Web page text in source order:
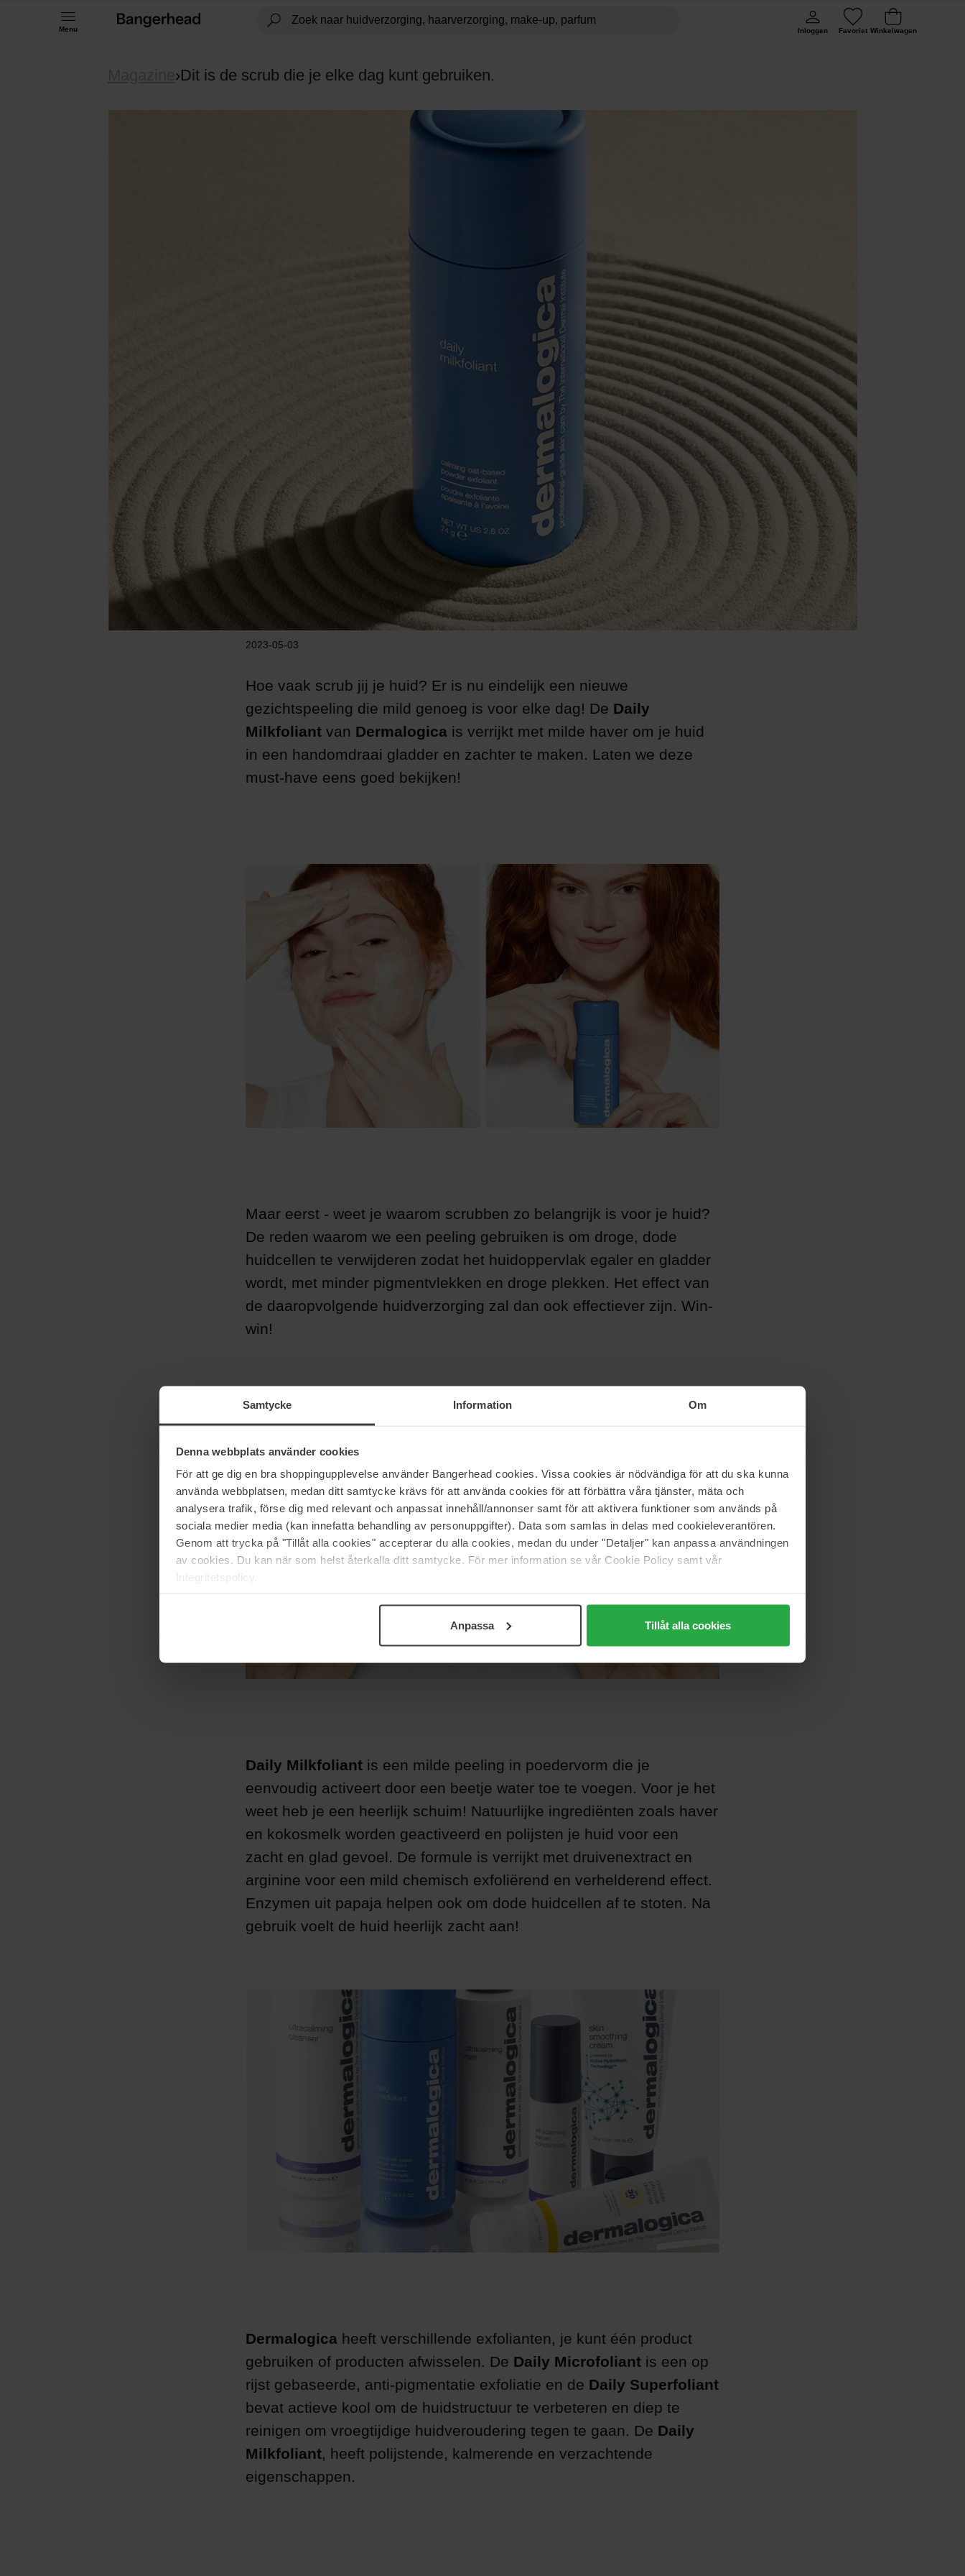
Samtycke Information Om
Denna webbplats använder cookies
För att ge dig en bra shoppingupplevelse använder Bangerhead cookies. Vissa cookies är nödvändiga för att du ska kunna
använda webbplatsen, medan ditt samtycke krävs för att använda cookies för att förbättra våra tjänster, mäta och
analysera trafik, förse dig med relevant och anpassat innehåll/annonser samt för att aktivera funktioner som används på
sociala medier media (kan innefatta behandling av personuppgifter). Data som samlas in delas med cookieleverantören.
Genom att trycka på "Tillåt alla cookies" accepterar du alla cookies, medan du under "Detaljer" kan anpassa användningen
av cookies. Du kan när som helst återkalla ditt samtycke. För mer information se vår Cookie Policy samt vår
Integritetspolicy.
Anpassa Tillåt alla cookies
Menu Inloggen Favoriet Winkelwagen
›Dit is de scrub die je elke dag kunt gebruiken.
2023-05-03
Hoe vaak scrub jij je huid? Er is nu eindelijk een nieuwe
gezichtspeeling die mild genoeg is voor elke dag! De Daily
Milkfoliant van Dermalogica is verrijkt met milde haver om je huid
in een handomdraai gladder en zachter te maken. Laten we deze
must-have eens goed bekijken!
Maar eerst - weet je waarom scrubben zo belangrijk is voor je huid?
De reden waarom we een peeling gebruiken is om droge, dode
huidcellen te verwijderen zodat het huidoppervlak egaler en gladder
wordt, met minder pigmentvlekken en droge plekken. Het effect van
de daaropvolgende huidverzorging zal dan ook effectiever zijn. Win-
win!
Daily Milkfoliant is een milde peeling in poedervorm die je
eenvoudig activeert door een beetje water toe te voegen. Voor je het
weet heb je een heerlijk schuim! Natuurlijke ingrediënten zoals haver
en kokosmelk worden geactiveerd en polijsten je huid voor een
zacht en glad gevoel. De formule is verrijkt met druivenextract en
arginine voor een mild chemisch exfoliërend en verhelderend effect.
Enzymen uit papaja helpen ook om dode huidcellen af te stoten. Na
gebruik voelt de huid heerlijk zacht aan!
Dermalogica heeft verschillende exfolianten, je kunt één product
gebruiken of producten afwisselen. De Daily Microfoliant is een op
rijst gebaseerde, anti-pigmentatie exfoliatie en de Daily Superfoliant
bevat actieve kool om de huidstructuur te verbeteren en diep te
reinigen om vroegtijdige huidveroudering tegen te gaan. De Daily
Milkfoliant, heeft polijstende, kalmerende en verzachtende
eigenschappen.